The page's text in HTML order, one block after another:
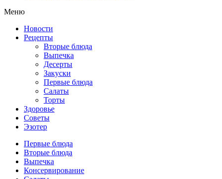
Меню
Новости
Рецепты
Вторые блюда
Выпечка
Десерты
Закуски
Первые блюда
Салаты
Торты
Здоровье
Советы
Эзотер
Первые блюда
Вторые блюда
Выпечка
Консервирование